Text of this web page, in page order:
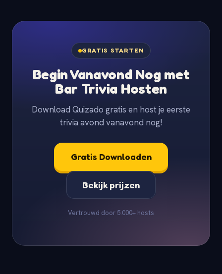
GRATIS STARTEN
Begin Vanavond Nog met
Bar Trivia Hosten
Download Quizado gratis en host je eerste
trivia avond vanavond nog!
Gratis Downloaden
Bekijk prijzen
Vertrouwd door 5.000+ hosts